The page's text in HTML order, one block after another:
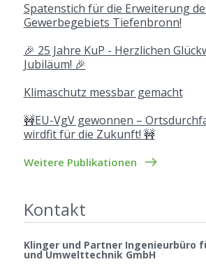
Spatenstich für die Erweiterung
Gewerbegebiets Tiefenbronn!
🎉 25 Jahre KuP - Herzlichen
Jubiläum! 🎉
Klimaschutz messbar gemacht
🚧EU-VgV gewonnen –
wirdfit für die Zukunft! 🚧
Weitere Publikationen
Kontakt
Klinger und Partner Ingenieurbüro
und Umwelttechnik GmbH